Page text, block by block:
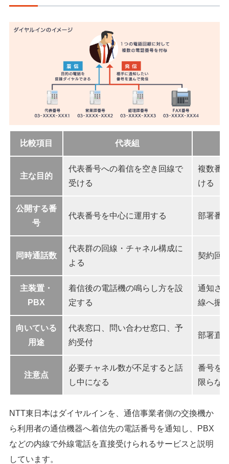
比較項目 代表組
主な目的
代表番号への着信を空き回線で
受ける
複数番
ける
公開する番
号
代表番号を中心に運用する 部署番
同時通話数
代表群の回線・チャネル構成に
よる
契約回
主装置・
PBX
着信後の電話機の鳴らし方を設
定する
通知さ
線へ振
向いている
用途
代表窓口、問い合わせ窓口、予
約受付
部署直
注意点
必要チャネル数が不足すると話
し中になる
番号を
限らな
NTT東日本はダイヤルインを、通信事業者側の交換機か
ら利用者の通信機器へ着信先の電話番号を通知し、PBX
などの内線で外線電話を直接受けられるサービスと説明
しています。